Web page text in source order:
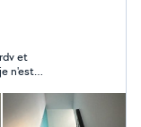
et
n'est